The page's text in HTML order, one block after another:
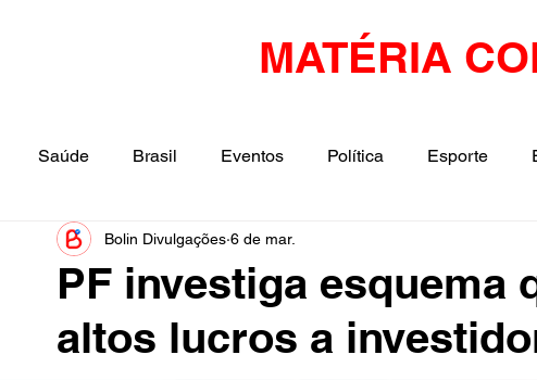
MATÉRIA
Saúde Brasil Eventos Política Esporte
Informe Publicitário Judiciário
Acidente Tecnologia Educação Influencer Luto
PF investiga esquema
altos lucros a
Bolin Divulgações 6 de mar.